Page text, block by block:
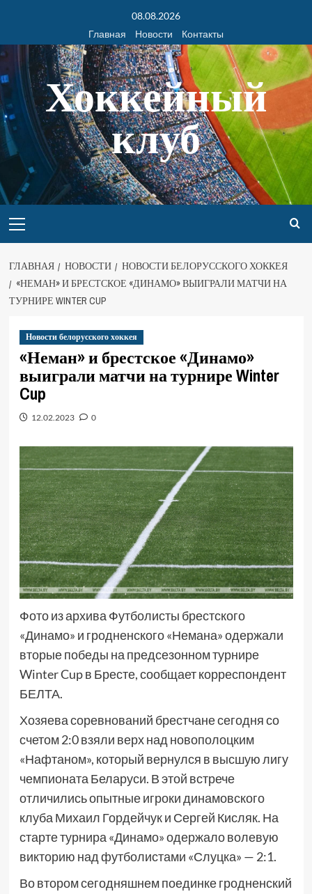
08.08.2026
Главная
Новости Контакты
Хоккейный
клуб
ГЛАВНАЯ НОВОСТИ
НОВОСТИ БЕЛОРУССКОГО ХОККЕЯ
«НЕМАН» И БРЕСТСКОЕ «ДИНАМО» ВЫИГРАЛИ МАТЧИ НА
ТУРНИРЕ WINTER CUP
Новости белорусского хоккея
«Неман» и брестское «Динамо»
выиграли матчи на турнире Winter
Cup
12.02.2023 0
Фото из архива Футболисты брестского
«Динамо» и гродненского «Немана» одержали
вторые победы на предсезонном турнире
Winter Cup в Бресте, сообщает корреспондент
БЕЛТА.
Хозяева соревнований брестчане сегодня со
счетом 2:0 взяли верх над новополоцким
«Нафтаном», который вернулся в высшую лигу
чемпионата Беларуси. В этой встрече
отличились опытные игроки динамовского
клуба Михаил Гордейчук и Сергей Кисляк. На
старте турнира «Динамо» одержало волевую
викторию над футболистами «Слуцка» — 2:1.
Во втором сегодняшнем поединке гродненский